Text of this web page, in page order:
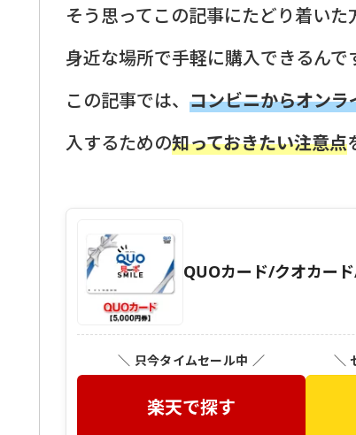
そう思ってこの記事にたどり着い
身近な場所で手軽に購入できるんで
この記事では、 コンビニからオン
入するための知っておきたい注意点
QUOカード/クオカー
＼ 只今タイムセール中 ／
楽天で探す
＼